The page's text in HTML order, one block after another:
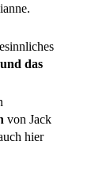
das
von Jack
hier